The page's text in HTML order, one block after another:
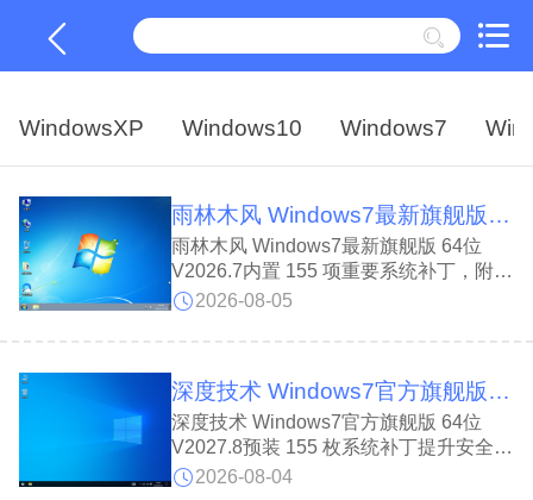
WindowsXP Windows10 Windows7
雨林木风 Windows7最新旗舰版 64位 V2026.7
雨林木风 Windows7最新旗舰版 64位
V2026.7内置 155 项重要系统补丁，附带
笔记本 A5 蓝屏修复补丁，规避装机蓝屏
64位 V2026.7系统精简冗余组件，保留
务，适配七代及更早台式、笔记本设备，
七代以上硬件不建议安装，流畅耐用不易
卡顿，适配老旧主机、政企办公与日常学
习场景。
2026-08-05
深度技术 Windows7官方旗舰版 64位 V2027.8
深度技术 Windows7官方旗舰版 64位
V2027.8预装 155 枚系统补丁提升安全
性，配齐各类游戏运行组件，老旧软件与
2026-08-04